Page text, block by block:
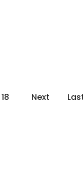
18 Next